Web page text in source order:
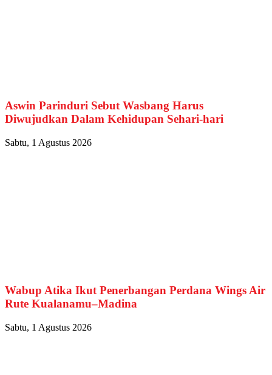
Aswin Parinduri Sebut Wasbang Harus
Diwujudkan Dalam Kehidupan Sehari-hari
Sabtu, 1 Agustus 2026
Wabup Atika Ikut Penerbangan Perdana Wings Air
Rute Kualanamu–Madina
Sabtu, 1 Agustus 2026